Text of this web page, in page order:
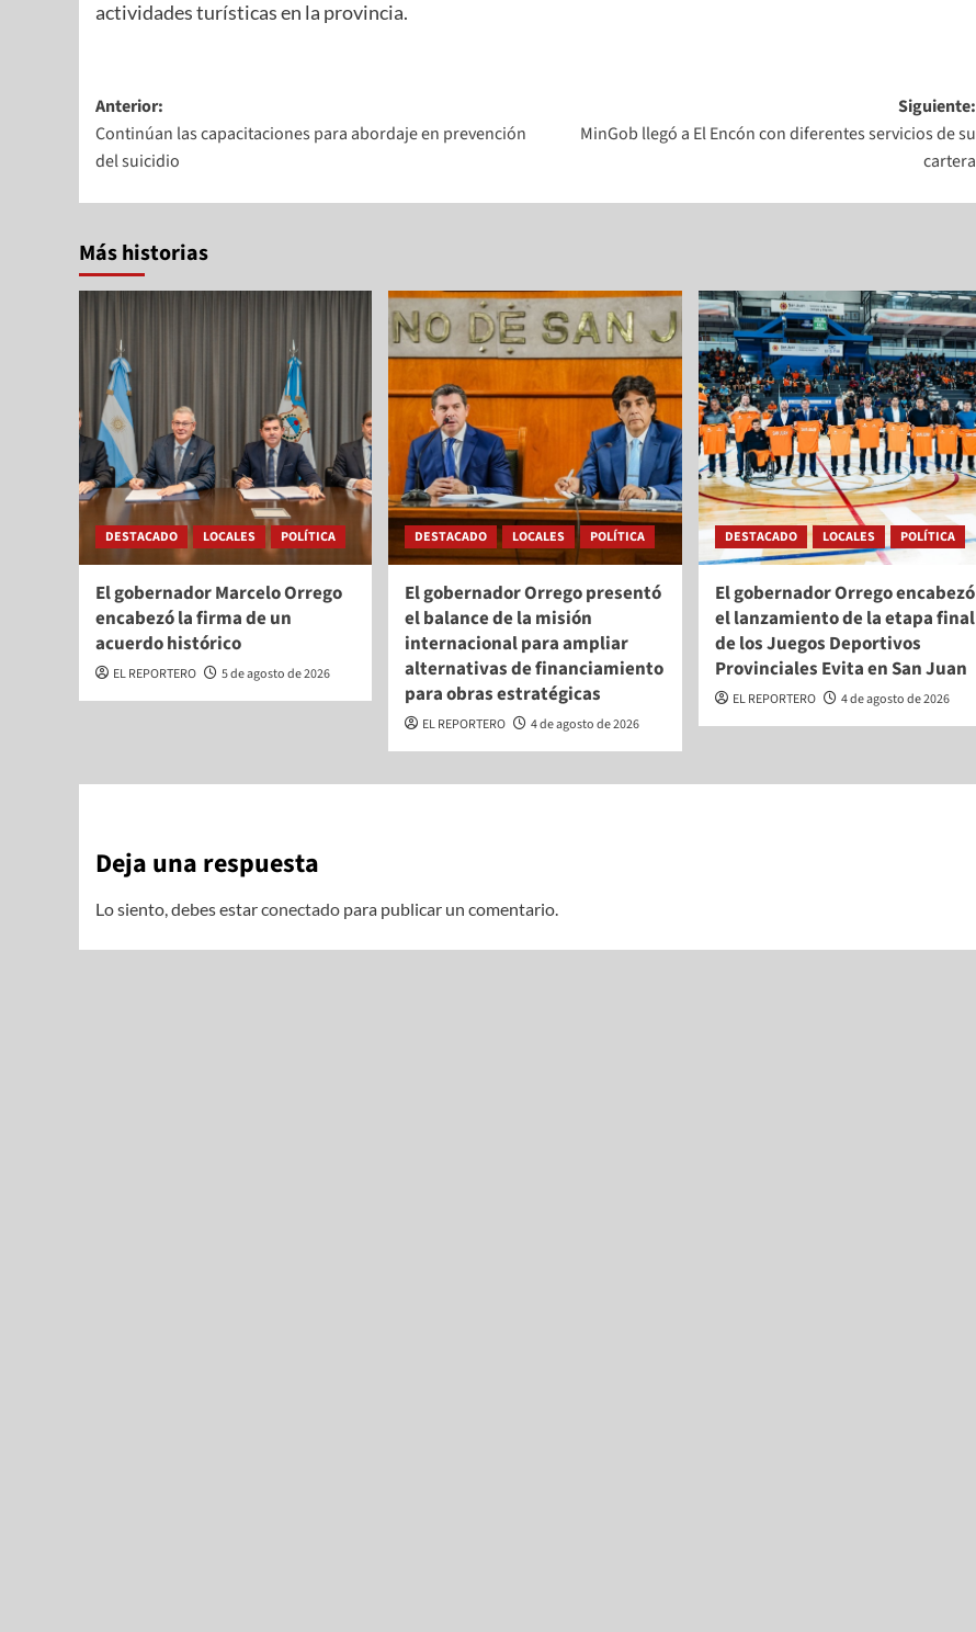
actividades turísticas en la provincia.
Anterior:
Continúan las capacitaciones para abordaje en prevención
del suicidio
Siguiente:
MinGob llegó a El Encón con diferentes servicios de su
cartera
Más historias
DESTACADO LOCALES POLÍTICA
El gobernador Marcelo Orrego
encabezó la firma de un
acuerdo histórico
EL REPORTERO 5 de agosto de 2026
DESTACADO LOCALES POLÍTICA
El gobernador Orrego presentó
el balance de la misión
internacional para ampliar
alternativas de financiamiento
para obras estratégicas
EL REPORTERO 4 de agosto de 2026
DESTACADO LOCALES POLÍTICA
El gobernador Orrego encabezó
el lanzamiento de la etapa final
de los Juegos Deportivos
Provinciales Evita en San Juan
EL REPORTERO 4 de agosto de 2026
Deja una respuesta
Lo siento, debes estarconectado para publicar un comentario.